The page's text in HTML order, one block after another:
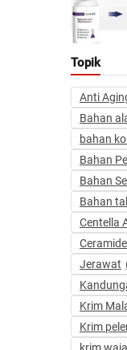
Topik
Anti
Bahan
bahan
Bahan
Bahan
Bahan
Centella
Ceramide
Jerawat
Krim
Krim